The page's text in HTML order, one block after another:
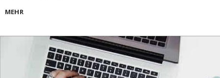
MEHR